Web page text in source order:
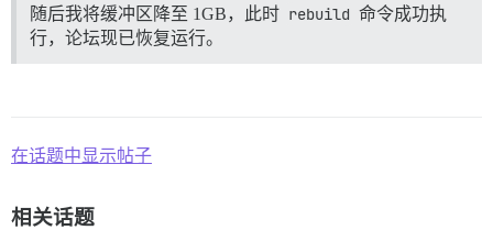
随后我将缓冲区降至 1GB，此时 rebuild 命令成功执
行，论坛现已恢复运行。
在话题中显示帖子
相关话题